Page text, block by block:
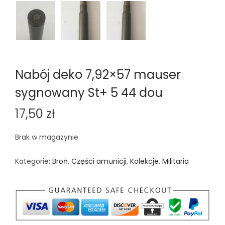
Nabój deko 7,92×57 mauser
sygnowany St+ 5 44 dou
17,50 zł
Brak w magazynie
Kategorie: Broń, Części amunicji, Kolekcje, Militaria